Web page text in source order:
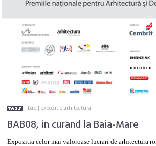
bab |expozitie arhitectura
BAB08, in curand la Baia-Mare
Expozitia celor mai valoroase lucrari de arhitectura